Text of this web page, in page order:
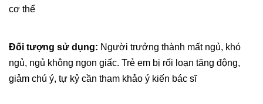
cơ thể
Đối tượng sử dụng: Người trưởng thành mất ngủ, khó
ngủ, ngủ không ngon giấc. Trẻ em bị rối loạn tăng động,
giảm chú ý, tự kỷ cần tham khảo ý kiến bác sĩ